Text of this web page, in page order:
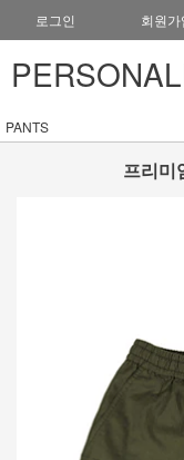
로그인 회원가
PANTS
프리미